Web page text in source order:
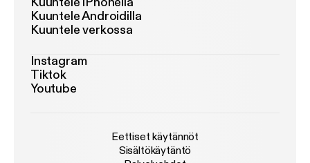
Kuuntele Androidilla
Kuuntele verkossa
Instagram
Tiktok
Youtube
Eettiset käytännöt
Sisältökäytäntö